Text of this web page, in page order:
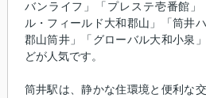
バンライフ」「プレステ壱番館
ル・フィールド大和郡山」「筒井
郡山筒井」「グローバル大和小泉
どが人気です。
筒井駅は、静かな住環境と便利な